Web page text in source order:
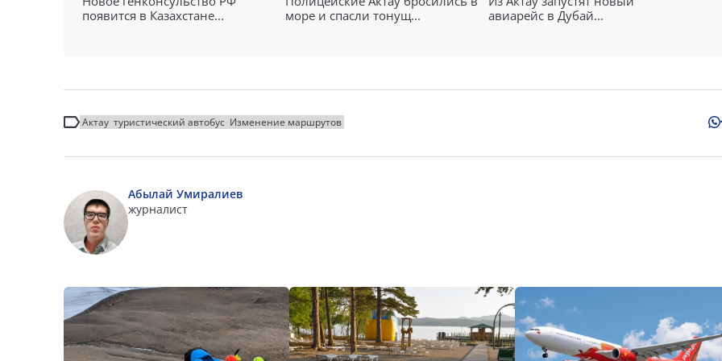
появится в Казахстане...
море и спасли тонущ...
авиарейс в Дубай...
Актау туристический автобус Изменение маршрутов
Абылай Умиралиев
журналист